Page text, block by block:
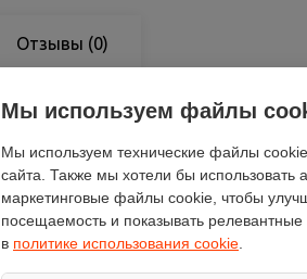
Отзывы (0)
LG
1200
есть
Мы используем файлы
Мы используем технические файлы
сайта. Также мы хотели бы использовать
маркетинговые файлы cookie, чтобы
посещаемость и показывать
в политике использования cookie